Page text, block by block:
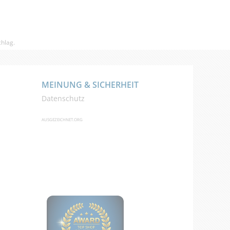
MEINUNG & SICHERHEIT
Datenschutz
AUSGEZEICHNET.ORG